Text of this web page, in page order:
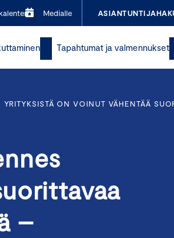
Medialle
Tapahtumat ja valmennukset
ON VOINUT VÄHENTÄÄ
–